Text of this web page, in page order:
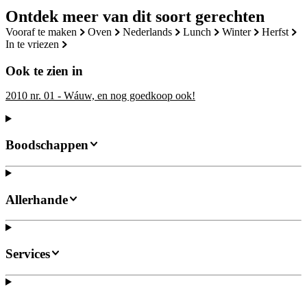
Ontdek meer van dit soort gerechten
vooraf te maken oven nederlands lunch winter
herfst
in te vriezen
Ook te zien in
2010 nr. 01 - Wáuw, en nog goedkoop ook!
Boodschappen
Allerhande
Services